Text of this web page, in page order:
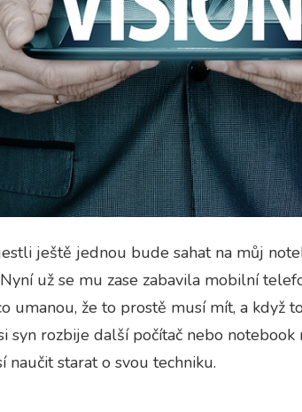
ještě jednou bude sahat na můj
už se mu zase zabavila mobilní
umanou, že to prostě musí mít, a když
syn rozbije další počítač nebo
naučit starat o svou techniku.